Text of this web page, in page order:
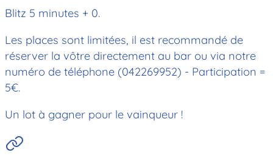
Blitz 5 minutes + 0.
Les places sont limitées, il est recommandé de
réserver la vôtre directement au bar ou via notre
numéro de téléphone (042269952) - Participation =
5€.
Un lot à gagner pour le vainqueur !